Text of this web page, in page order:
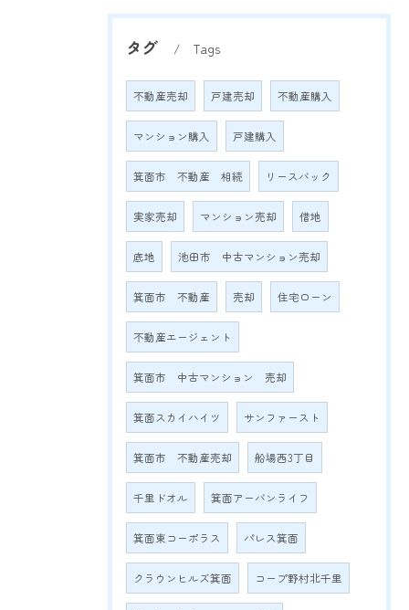
タグ Tags
不動産売却 戸建売却 不動産購入
マンション購入 戸建購入
箕面市 不動産 相続 リースバック
実家売却 マンション売却 借地
底地 池田市 中古マンション売却
箕面市 不動産 売却 住宅ローン
不動産エージェント
箕面市 中古マンション 売却
箕面スカイハイツ サンファースト
箕面市 不動産売却 船場西3丁目
千里ドオル 箕面アーバンライフ
箕面東コーポラス パレス箕面
クラウンヒルズ箕面 コープ野村北千里